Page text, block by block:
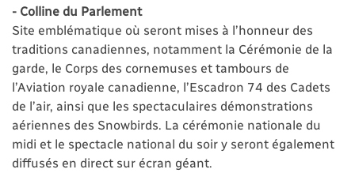
- Colline du Parlement
Site emblématique où seront mises à l’honneur des
traditions canadiennes, notamment la Cérémonie de la
garde, le Corps des cornemuses et tambours de
l’Aviation royale canadienne, l’Escadron 74 des Cadets
de l’air, ainsi que les spectaculaires démonstrations
aériennes des Snowbirds. La cérémonie nationale du
midi et le spectacle national du soir y seront également
diffusés en direct sur écran géant.